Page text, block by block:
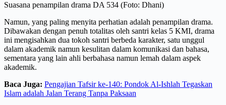
Suasana penampilan drama DA 534 (Foto: Dhani)
Namun, yang paling menyita perhatian adalah penampilan drama.
Dibawakan dengan penuh totalitas oleh santri kelas 5 KMI, drama
ini mengisahkan dua tokoh santri berbeda karakter, satu unggul
dalam akademik namun kesulitan dalam komunikasi dan bahasa,
sementara yang lain ahli berbahasa namun lemah dalam aspek
akademik.
Baca Juga: Pengajian Tafsir ke-140: Pondok Al-Ishlah Tegaskan
Islam adalah Jalan Terang Tanpa Paksaan